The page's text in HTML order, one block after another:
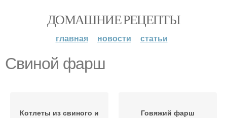
ДОМАШНИЕ РЕЦЕПТЫ
главная новости статьи
Свиной фарш
Котлеты из свиного и Говяжий фарш